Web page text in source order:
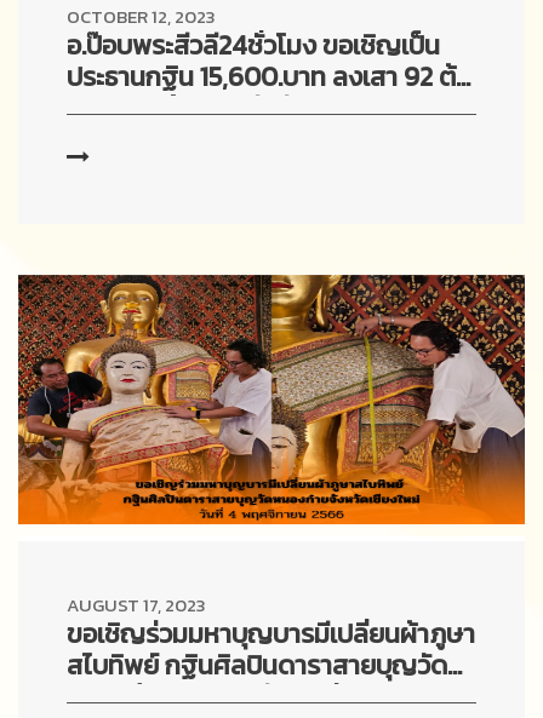
OCTOBER 12, 2023
อ.ป๊อบพระสีวลี24ชั่วโมง ขอเชิญเป็น
ประธานกฐิน 15,600.บาท ลงเสา 92 ต้น
จาก 243 ต้น พระสีวลีสูง77เมตร ณ วัด
AUGUST 17, 2023
ขอเชิญร่วมมหาบุญบารมีเปลี่ยนผ้าภูษา
สไบทิพย์ กฐินศิลปินดาราสายบุญวัด
หนองก๋ายจังหวัดเชียงใหม่